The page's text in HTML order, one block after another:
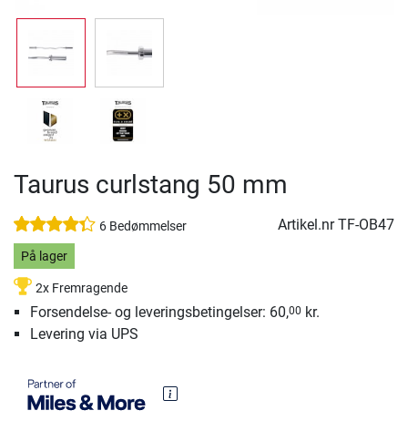
Taurus curlstang 50 mm
6 Bedømmelser Artikel.nrTF-OB47
På lager
2x Fremragende
Forsendelse- og leveringsbetingelser: 60,00 kr.
Levering via UPS